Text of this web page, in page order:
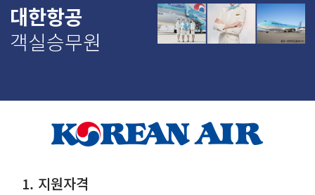
대한항공
객실승무원
1. 지원자격